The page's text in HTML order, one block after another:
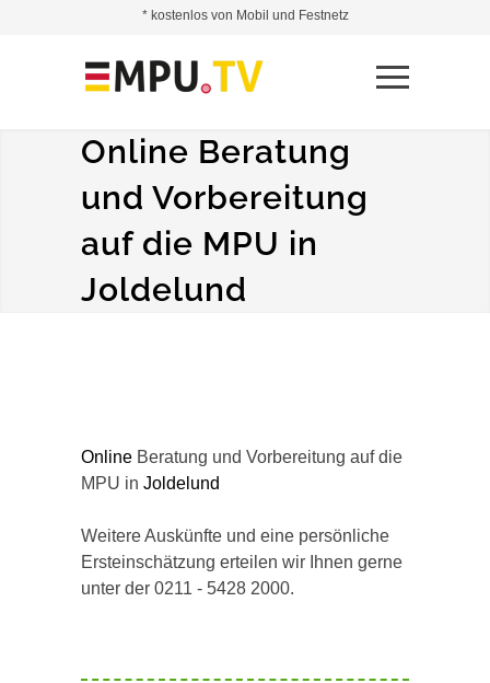
Online Beratung
und Vorbereitung
auf die MPU in
Joldelund
Online Beratung und Vorbereitung auf die
MPU in Joldelund
Weitere Auskünfte und eine persönliche
Ersteinschätzung erteilen wir Ihnen gerne
unter der 0211 - 5428 2000.
* kostenlos von Mobil und Festnetz